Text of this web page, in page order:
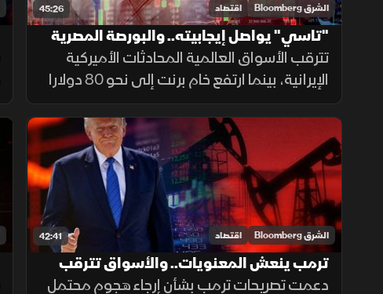
45:26 الشرق Bloomberg اقتصاد
"تاسي" يواصل إيجابيته.. والبورصة المصرية
تقترب من رقم قياسي جديد
تترقب الأسواق العالمية المحادثات الأميركية
الإيرانية، بينما ارتفع خام برنت إلى نحو 80 دولارا
للبرميل بعد تقارير عن استهداف ناقلة في البحر
الأحمر. في المقابل، واصلت السوق السعودية
صعودها.
42:41 الشرق Bloomberg اقتصاد
ترمب ينعش المعنويات.. والأسواق تترقب
"أوبك+"
دعمت تصريحات ترمب بشأن إرجاء هجوم محتمل